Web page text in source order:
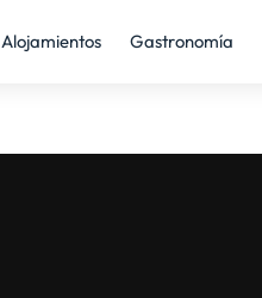
Alojamientos Gastronomía